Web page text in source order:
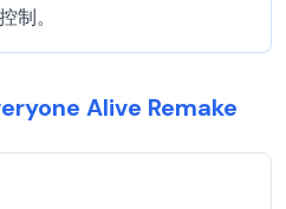
制。
Alive Remake